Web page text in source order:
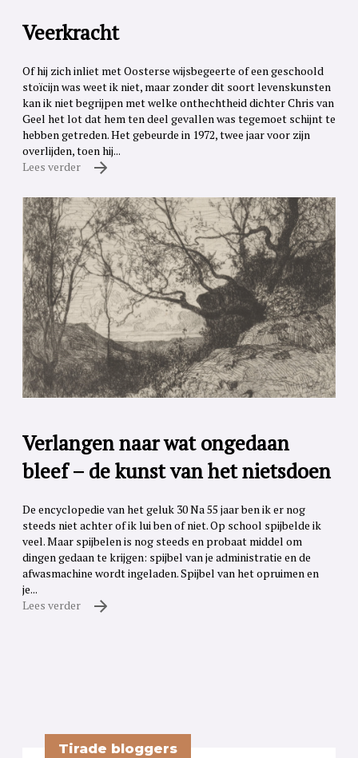
Veerkracht
Of hij zich inliet met Oosterse wijsbegeerte of een geschoold
stoïcijn was weet ik niet, maar zonder dit soort levenskunsten
kan ik niet begrijpen met welke onthechtheid dichter Chris van
Geel het lot dat hem ten deel gevallen was tegemoet schijnt te
hebben getreden. Het gebeurde in 1972, twee jaar voor zijn
overlijden, toen hij...
Lees verder
Verlangen naar wat ongedaan
bleef – de kunst van het nietsdoen
De encyclopedie van het geluk 30 Na 55 jaar ben ik er nog
steeds niet achter of ik lui ben of niet. Op school spijbelde ik
veel. Maar spijbelen is nog steeds en probaat middel om
dingen gedaan te krijgen: spijbel van je administratie en de
afwasmachine wordt ingeladen. Spijbel van het opruimen en
je...
Lees verder
Tirade bloggers